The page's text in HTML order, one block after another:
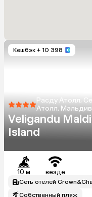
Кешбэк + 10 398
Расду Атолл,
Атолл,
Veligandu
Island
10 м везде
Сеть отелей
Собственный пляж